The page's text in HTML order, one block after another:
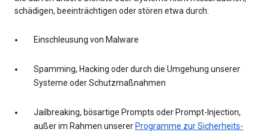
schädigen, beeinträchtigen oder stören etwa durch:
Einschleusung von Malware
Spamming, Hacking oder durch die Umgehung unserer
Systeme oder Schutzmaßnahmen
Jailbreaking, bösartige Prompts oder Prompt-Injection,
außer im Rahmen unserer Programme zur Sicherheits-